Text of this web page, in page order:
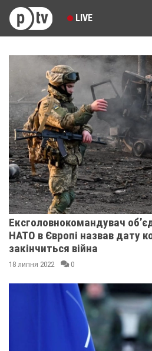
LIVE
Ексголовнокомандувач
НАТО в Європі назвав дату
закінчиться війна
18 липня 2022 0